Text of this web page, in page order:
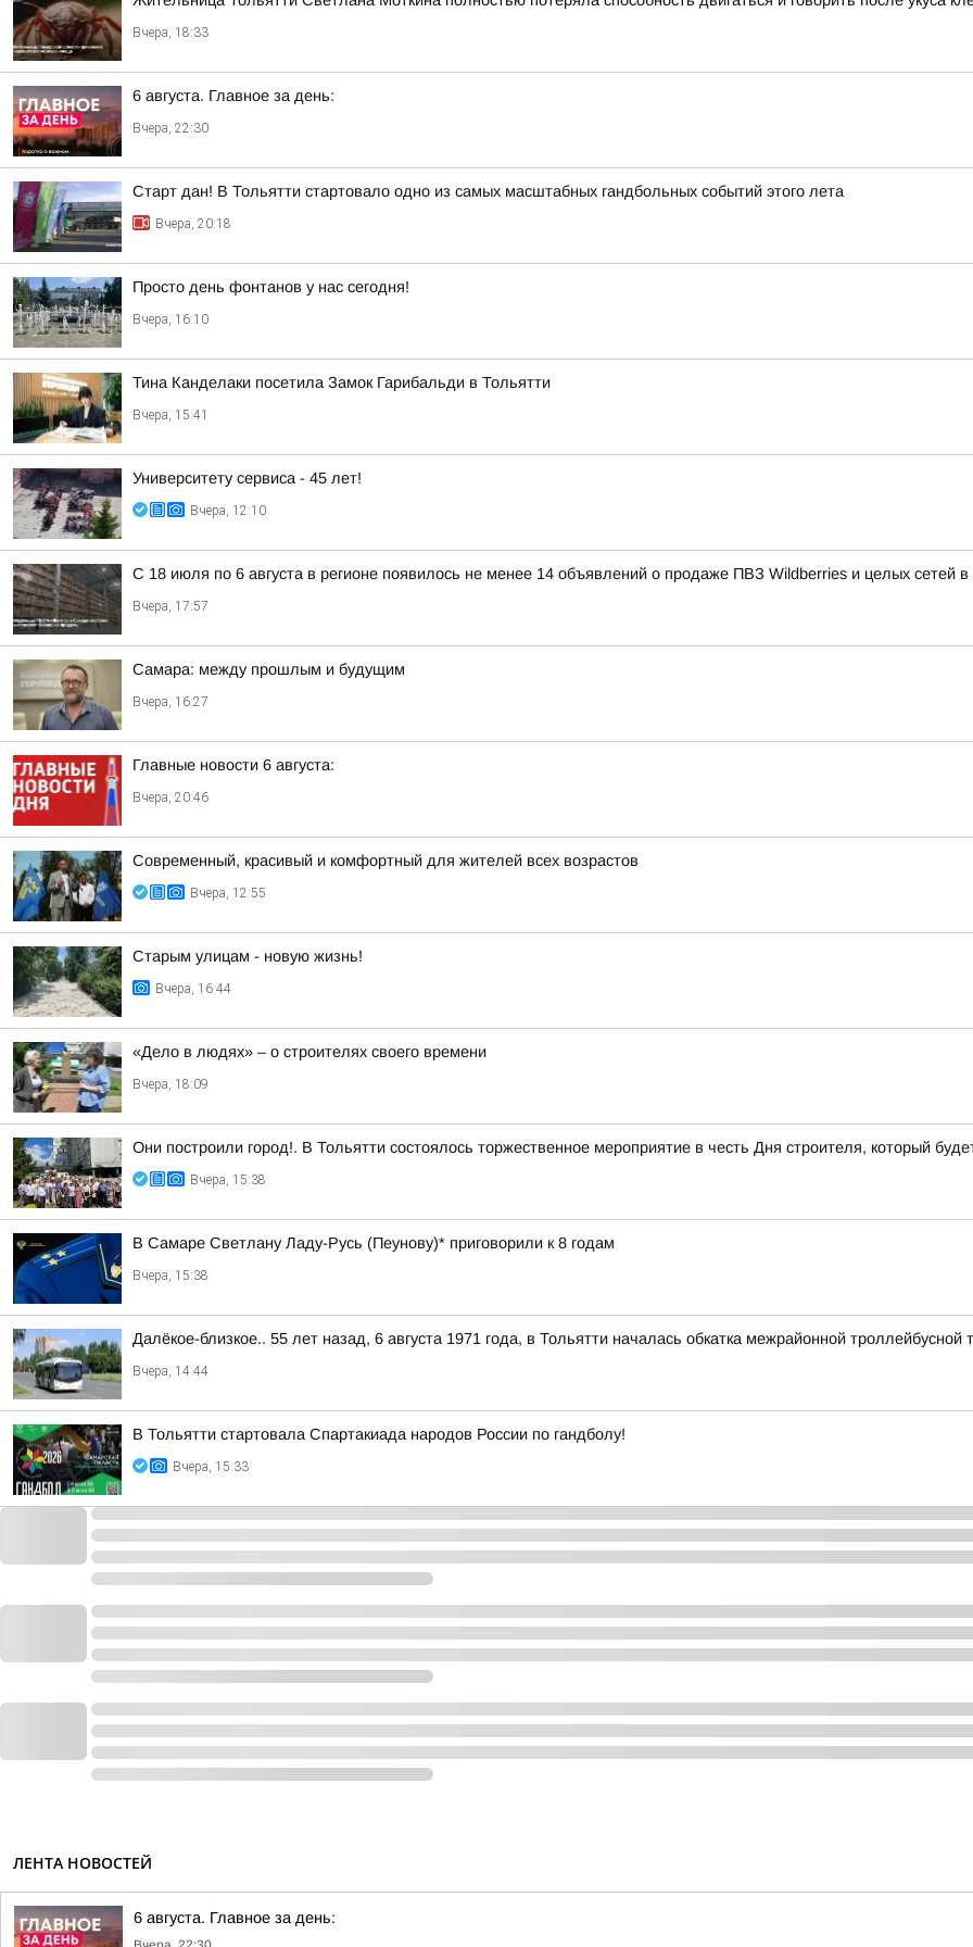
Вчера, 18:33
6 августа. Главное за день:
Вчера, 22:30
Старт дан! В Тольятти стартовало одно из самых масштабных гандбольных событий этого лета
Вчера, 20:18
Просто день фонтанов у нас сегодня!
Вчера, 16:10
Тина Канделаки посетила Замок Гарибальди в Тольятти
Вчера, 15:41
Университету сервиса - 45 лет!
Вчера, 12:10
С 18 июля по 6 августа в регионе появилось не менее 14 объявлений о продаже ПВЗ Wildberries и целых сетей
Вчера, 17:57
Самара: между прошлым и будущим
Вчера, 16:27
Главные новости 6 августа:
Вчера, 20:46
Современный, красивый и комфортный для жителей всех возрастов
Вчера, 12:55
Старым улицам - новую жизнь!
Вчера, 16:44
«Дело в людях» – о строителях своего времени
Вчера, 18:09
Они построили город!. В Тольятти состоялось торжественное мероприятие в честь Дня строителя, который
Вчера, 15:38
В Самаре Светлану Ладу-Русь (Пеунову)* приговорили к 8 годам
Вчера, 15:38
Далёкое-близкое.. 55 лет назад, 6 августа 1971 года, в Тольятти началась обкатка межрайонной троллейбусной
Вчера, 14:44
В Тольятти стартовала Спартакиада народов России по гандболу!
Вчера, 15:33
ЛЕНТА НОВОСТЕЙ
6 августа. Главное за день: